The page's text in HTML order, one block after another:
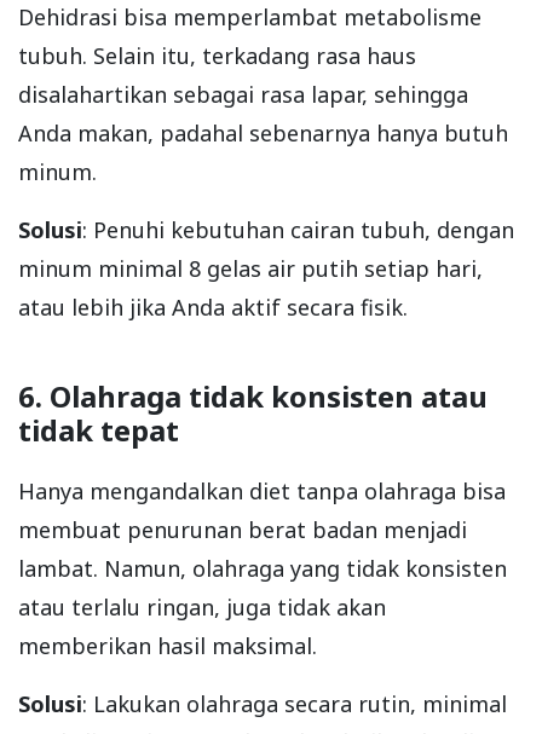
Dehidrasi bisa memperlambat metabolisme
tubuh. Selain itu, terkadang rasa haus
disalahartikan sebagai rasa lapar, sehingga
Anda makan, padahal sebenarnya hanya butuh
minum.
Solusi: Penuhi kebutuhan cairan tubuh, dengan
minum minimal 8 gelas air putih setiap hari,
atau lebih jika Anda aktif secara fisik.
6. Olahraga tidak konsisten atau
tidak tepat
Hanya mengandalkan diet tanpa olahraga bisa
membuat penurunan berat badan menjadi
lambat. Namun, olahraga yang tidak konsisten
atau terlalu ringan, juga tidak akan
memberikan hasil maksimal.
Solusi: Lakukan olahraga secara rutin, minimal